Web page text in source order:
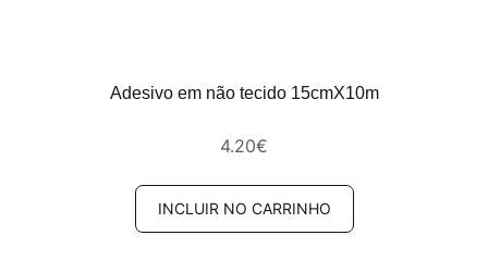
Adesivo em não tecido 15cmX10m
4.20€
INCLUIR NO CARRINHO